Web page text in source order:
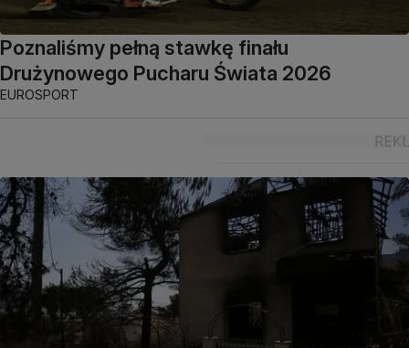
Poznaliśmy pełną stawkę finału
Drużynowego Pucharu Świata 2026
EUROSPORT